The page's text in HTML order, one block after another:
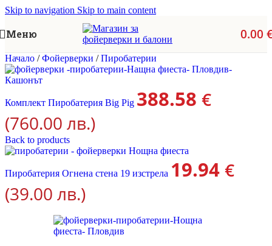
Skip to navigation Skip to main content
Меню 0.00
Начало / Фойерверки / Пиробатерии
Комплект Пиробатерия Big Pig 388.58 €
(760.00 лв.)
Back to products
Пиробатерия Огнена стена 19 изстрела 19.94 €
(39.00 лв.)